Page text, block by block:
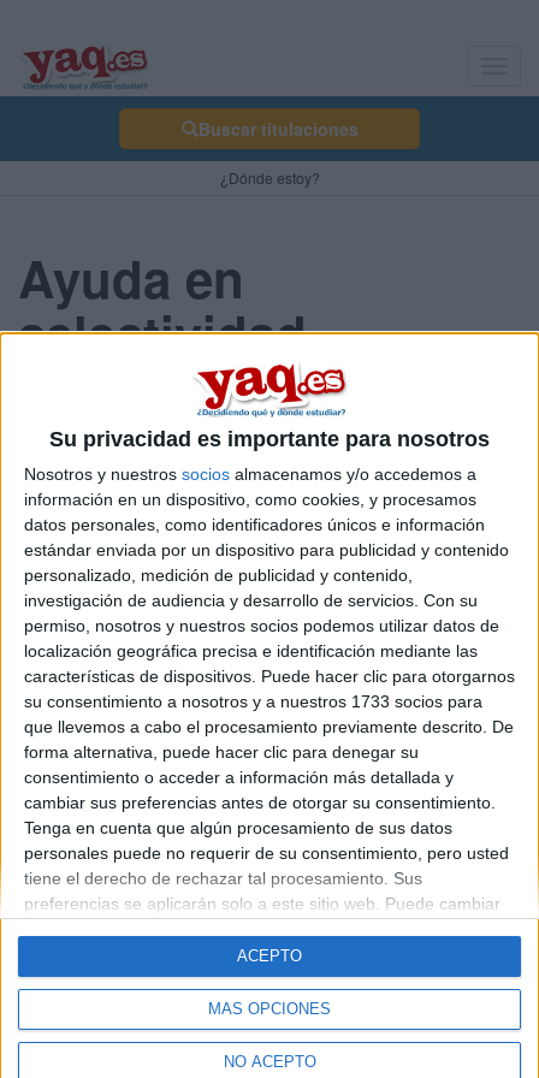
Su privacidad es importante para nosotros
Nosotros y nuestros socios almacenamos y/o accedemos a
información en un dispositivo, como cookies, y procesamos
datos personales, como identificadores únicos e información
estándar enviada por un dispositivo para publicidad y contenido
personalizado, medición de publicidad y contenido,
investigación de audiencia y desarrollo de servicios. Con su
permiso, nosotros y nuestros socios podemos utilizar datos de
localización geográfica precisa e identificación mediante las
características de dispositivos. Puede hacer clic para otorgarnos
su consentimiento a nosotros y a nuestros 1733 socios para
que llevemos a cabo el procesamiento previamente descrito. De
forma alternativa, puede hacer clic para denegar su
consentimiento o acceder a información más detallada y
cambiar sus preferencias antes de otorgar su consentimiento.
Tenga en cuenta que algún procesamiento de sus datos
personales puede no requerir de su consentimiento, pero usted
tiene el derecho de rechazar tal procesamiento. Sus
preferencias se aplicarán solo a este sitio web. Puede cambiar
momento volviendo a este sitio y haciendo clic en el botón
"Privacidad" en la parte inferior de la página web.
MÁS OPCIONES
NO ACEPTO
ACEPTO
Buscar titulaciones
¿Dónde estoy?
Ayuda en
selectividad
Tengo la selectividad en una semana más o menos y me gustaría
que alguien me ayudara a repasar las asignaturas, al menos lo
más importante. Soy estudiante de ciencias de la salud , y me
entran en selectividad las asignaturas de Biología, química, CTM
(ciencias de la tierra y medio ambiente), ingles, lengua y filosofía.
Si hay alguien que de mi mismo bachillerato puede agregarme y
ayudarnos mutuamente. Suerte! :)
Blog de Ire91
Quiénes somos|Contactar|Anúnciate
Aviso legal|Politica de privacidad|Condiciones generales|Política
de cookies
© 2003-2026
Compás Mediterráneo S.L. - Diego de León 47 - 28006
Madrid [ESPAÑA] - Tel. +34 91 593 2767